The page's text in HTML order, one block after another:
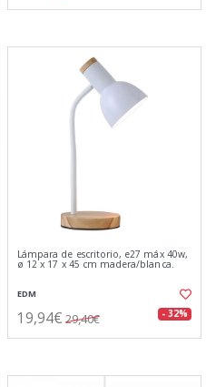
Lámpara de escritorio, e27 máx 40w,
ø 12 x 17 x 45 cm madera/blanca.
EDM
19,94€ 29,40€ - 32%